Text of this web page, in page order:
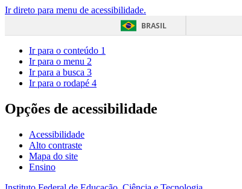
Ir direto para menu de acessibilidade.
BRASIL
Ir para o conteúdo 1
Ir para o menu 2
Ir para a busca 3
Ir para o rodapé 4
Opções de acessibilidade
Acessibilidade
Alto contraste
Mapa do site
Ensino